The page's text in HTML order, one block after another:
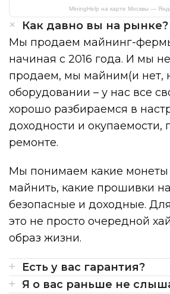
MiningHelp на карте Москвы —
Как давно вы на рынке?
Мы продаем майнинг-
начиная с 2016 года. И мы
продаем, мы майним(и нет,
оборудовании – у нас все
хорошо разбираемся в
доходности и
ремонте.
Мы понимаем какие монеты
майнить, какие прошивки
безопасные и доходные.
это не просто очередной
образ жизни.
Есть у вас гарантия?
Я о вас раньше не